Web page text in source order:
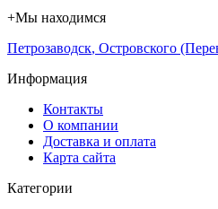
+Мы находимся
Петрозаводск, Островского
Информация
Контакты
О компании
Доставка и оплата
Карта сайта
Категории